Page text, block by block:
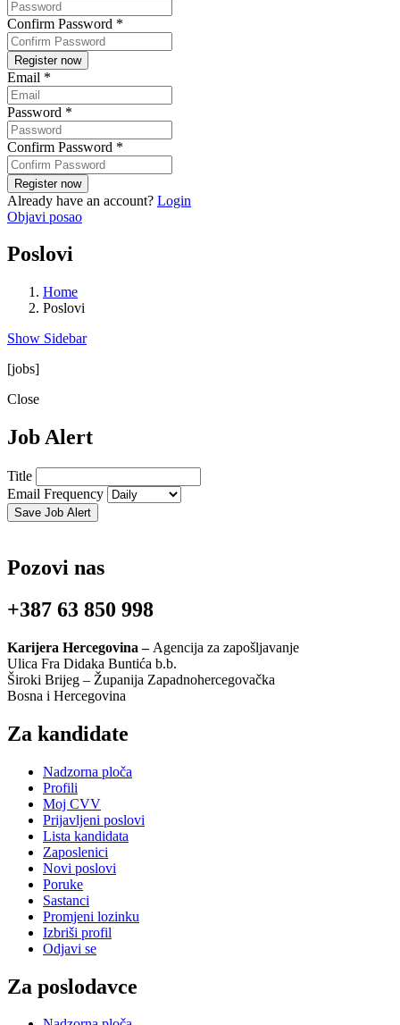
Confirm Password *
Email *
Password *
Confirm Password *
Already have an account? Login
Objavi posao
Poslovi
Home
Poslovi
Show Sidebar
[jobs]
Close
Job Alert
Title
Email Frequency
Save Job Alert
Pozovi nas
+387 63 850 998
Karijera Hercegovina – Agencija za zapošljavanje
Ulica Fra Didaka Buntića b.b.
Široki Brijeg – Županija Zapadnohercegovačka
Bosna i Hercegovina
Za kandidate
Nadzorna ploča
Profili
Moj CVV
Prijavljeni poslovi
Lista kandidata
Zaposlenici
Novi poslovi
Poruke
Sastanci
Promjeni lozinku
Izbriši profil
Odjavi se
Za poslodavce